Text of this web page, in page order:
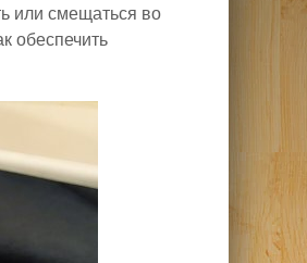
или смещаться во
обеспечить